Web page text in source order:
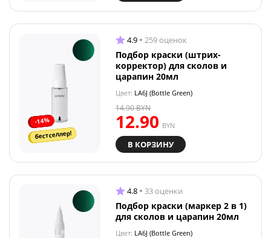
-14%
бестселлер!
4.9 259 оценок
Подбор краски (штрих-
корректор) для сколов и
царапин 20мл
Цвет: LA6J (Bottle Green)
12.90 BYN
14.90BYN
В КОРЗИНУ
4.8 33 оценки
Подбор краски (маркер 2 в 1)
для сколов и царапин 20мл
Цвет: LA6J (Bottle Green)